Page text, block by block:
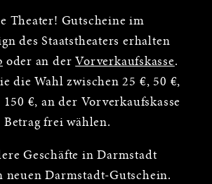
Theater! Gutscheine im
des Staatstheaters erhalten
oder an der Vorverkaufskasse.
die Wahl zwischen 25 €, 50 €,
€, an der Vorverkaufskasse
Betrag frei wählen.
Geschäfte in Darmstadt
neuen Darmstadt-Gutschein.